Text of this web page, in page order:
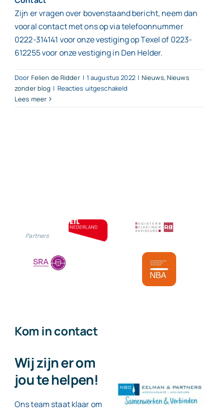
Zijn er vragen over bovenstaand bericht, neem dan
vooral contact met ons op via telefoonnummer
0222-314141 voor onze vestiging op Texel of 0223-
612255 voor onze vestiging in Den Helder.
Door Felien de Ridder | 1 augustus 2022 | Nieuws, Nieuws
zonder blog | Reacties uitgeschakeld
einde
Lees meer
Partners
Kom in contact
Wij zijn er om
jou te helpen!
Ons team staat klaar om